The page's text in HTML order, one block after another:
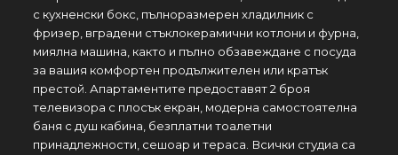
с кухненски бокс, пълноразмерен хладилник с
фризер, вградени стъклокерамични котлони и фурна,
миялна машина, както и пълно обзавеждане с посуда
за вашия комфортен продължителен или кратък
престой. Апартаментите предоставят 2 броя
телевизора с плосък екран, модерна самостоятелна
баня с душ кабина, безплатни тоалетни
принадлежности, сешоар и тераса. Всички студиа са